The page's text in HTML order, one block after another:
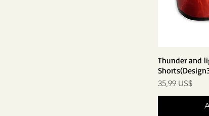
Thunder and
Precio
35,99 US$